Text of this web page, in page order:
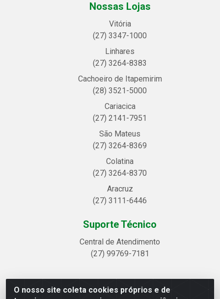
O nosso site coleta cookies próprios e de
Nossas Lojas
Vitória
(27) 3347-1000
Linhares
(27) 3264-8383
Cachoeiro de Itapemirim
(28) 3521-5000
Cariacica
(27) 2141-7951
São Mateus
(27) 3264-8369
Colatina
(27) 3264-8370
Aracruz
(27) 3111-6446
Suporte Técnico
Central de Atendimento
(27) 99769-7181
Linhavix Distribuidora LTDA - Avenida Alegre, 2521 -